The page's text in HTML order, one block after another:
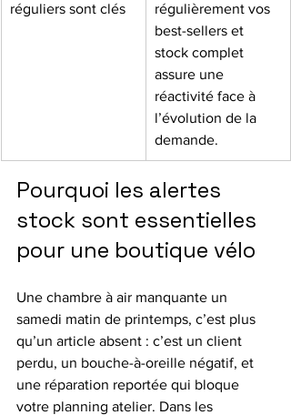
réguliers sont clés
régulièrement vos
best-sellers et
stock complet
assure une
réactivité face à
l’évolution de la
demande.
Pourquoi les alertes
stock sont essentielles
pour une boutique vélo
Une chambre à air manquante un
samedi matin de printemps, c’est plus
qu’un article absent : c’est un client
perdu, un bouche-à-oreille négatif, et
une réparation reportée qui bloque
votre planning atelier. Dans les